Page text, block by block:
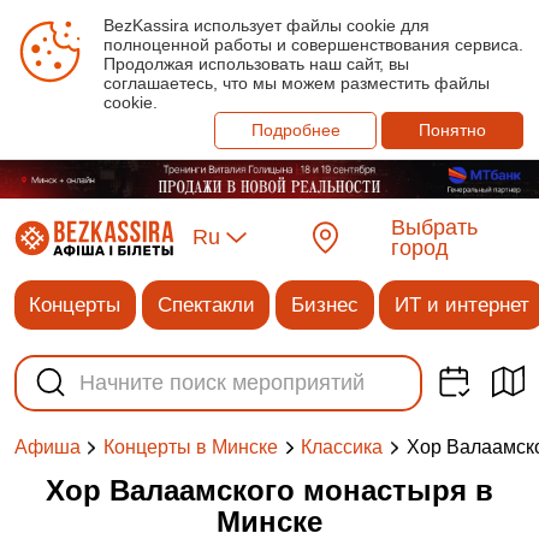
BezKassira использует файлы cookie для
полноценной работы и совершенствования сервиса.
Продолжая использовать наш сайт, вы
соглашаетесь, что мы можем разместить файлы
cookie.
Подробнее
Понятно
Ru
Выбрать
город
Концерты Спектакли Бизнес ИТ и интернет
Афиша Концерты в Минске Классика Хор
Хор Валаамского монастыря в
Минске